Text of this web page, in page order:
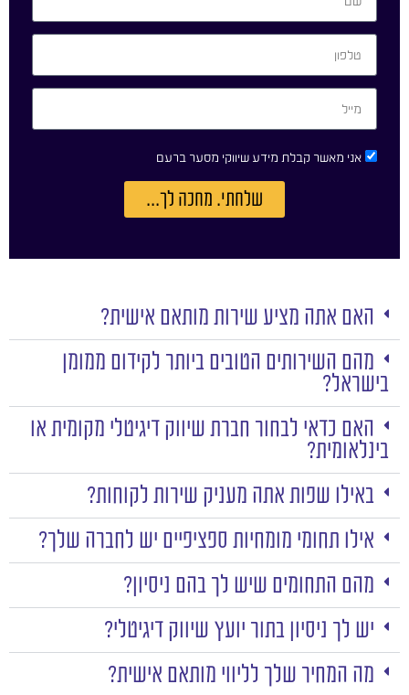
אני מאשר קבלת מידע שיווקי מסער ברעם
שלחתי. מחכה לך...
האם אתה מציע שירות מותאם אישית?
מהם השירותים הטובים ביותר לקידום ממומן
בישראל?
האם כדאי לבחור חברת שיווק דיגיטלי מקומית או
בינלאומית?
באילו שפות אתה מעניק שירות לקוחות?
אילו תחומי מומחיות ספציפיים יש לחברה שלך?
מהם התחומים שיש לך בהם ניסיון?
יש לך ניסיון בתור יועץ שיווק דיגיטלי?
מה המחיר שלך לליווי מותאם אישית?